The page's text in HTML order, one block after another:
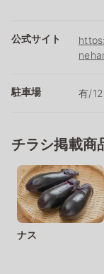
公式サイト
駐車場 有/
チラシ掲載商
ナス